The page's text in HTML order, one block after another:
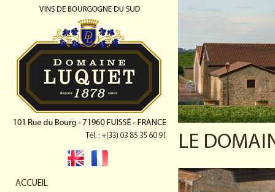
ACCUEIL
LE